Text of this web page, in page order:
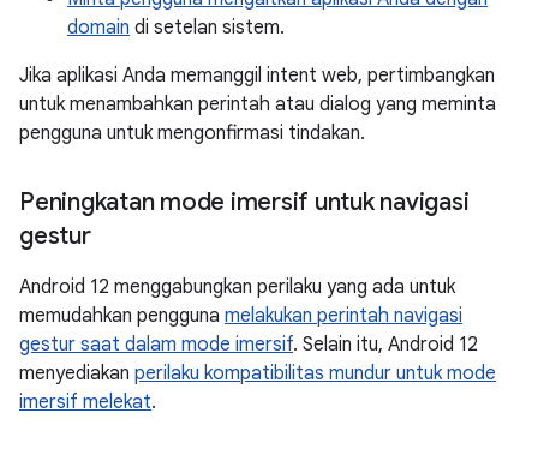
domain di setelan sistem.
Jika aplikasi Anda memanggil intent web, pertimbangkan
untuk menambahkan perintah atau dialog yang meminta
pengguna untuk mengonfirmasi tindakan.
Peningkatan mode imersif untuk navigasi
gestur
Android 12 menggabungkan perilaku yang ada untuk
memudahkan pengguna melakukan perintah navigasi
gestur saat dalam mode imersif. Selain itu, Android 12
menyediakan perilaku kompatibilitas mundur untuk mode
imersif melekat.